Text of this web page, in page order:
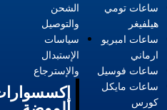
الشحن
والتوصيل
سياسات
الإستبدال
والإسترجاع
ساعات تومي
هيلفيغر
ساعات امبريو
ارماني
ساعات فوسيل
ساعات مايكل
كورس